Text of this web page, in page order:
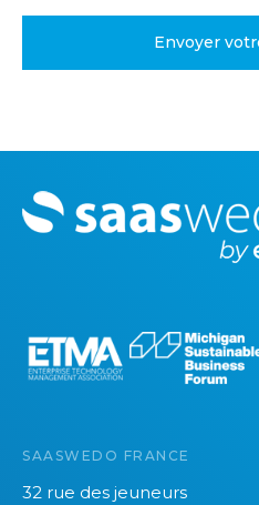
M
o
SAASWEDO FRANCE
32 rue des jeuneurs